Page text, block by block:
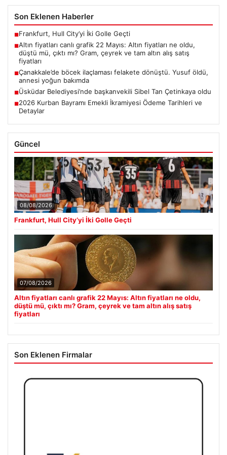
Son Eklenen Haberler
■Frankfurt, Hull City’yi İki Golle Geçti
■Altın fiyatları canlı grafik 22 Mayıs: Altın fiyatları ne oldu,
düştü mü, çıktı mı? Gram, çeyrek ve tam altın alış satış
fiyatları
■Çanakkale’de böcek ilaçlaması felakete dönüştü. Yusuf öldü,
annesi yoğun bakımda
■Üsküdar Belediyesi’nde başkanvekili Sibel Tan Çetinkaya oldu
■2026 Kurban Bayramı Emekli İkramiyesi Ödeme Tarihleri ve
Detaylar
Güncel
08/08/2026
Frankfurt, Hull City’yi İki Golle Geçti
07/08/2026
Altın fiyatları canlı grafik 22 Mayıs: Altın fiyatları ne oldu,
düştü mü, çıktı mı? Gram, çeyrek ve tam altın alış satış
fiyatları
Son Eklenen Firmalar